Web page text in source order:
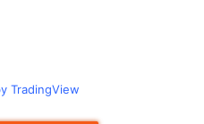
TradingView